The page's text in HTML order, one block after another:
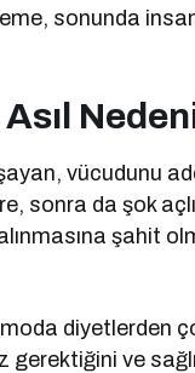
sonunda
vücudunu
sonra da şok
şahit
diyetlerden
ve